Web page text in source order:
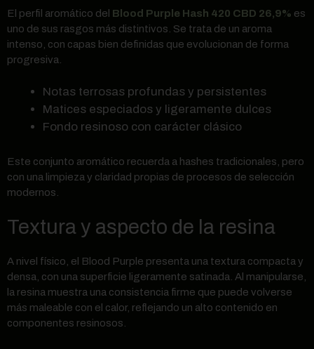
El perfil aromático del Blood Purple Hash 420 CBD 26,9% es
uno de sus rasgos más distintivos. Se trata de un aroma
intenso, con capas bien definidas que evolucionan de forma
progresiva.
Notas terrosas profundas y persistentes
Matices especiados y ligeramente dulces
Fondo resinoso con carácter clásico
Este conjunto aromático recuerda a hashes tradicionales, pero
con una limpieza y claridad propias de procesos de selección
modernos.
Textura y aspecto de la resina
A nivel físico, el Blood Purple presenta una textura compacta y
densa, con una superficie ligeramente satinada. Al manipularse,
la resina muestra una consistencia firme que puede volverse
más maleable con el calor, reflejando un alto contenido en
componentes resinosos.